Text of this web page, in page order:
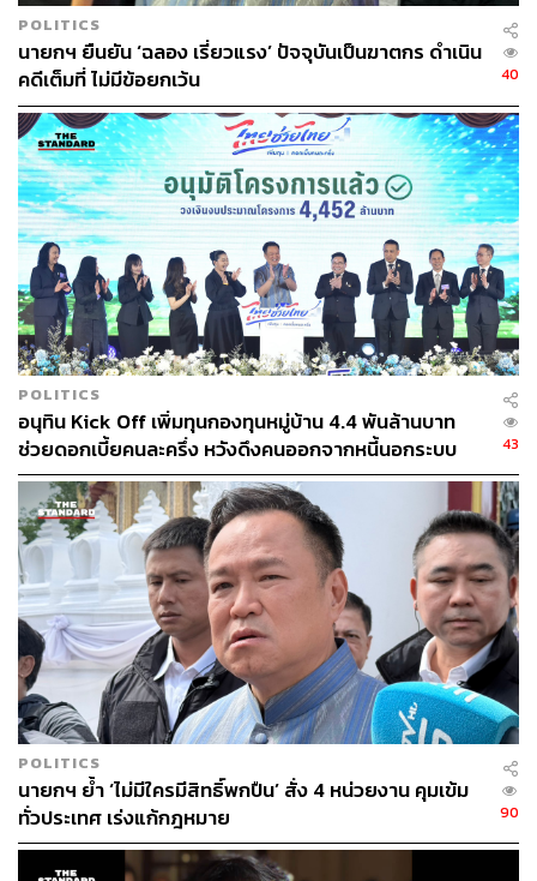
POLITICS
นายกฯ ยืนยัน ‘ฉลอง เรี่ยวแรง’ ปัจจุบันเป็นฆาตกร ดำเนิน
คดีเต็มที่ ไม่มีข้อยกเว้น
40
POLITICS
อนุทิน Kick Off เพิ่มทุนกองทุนหมู่บ้าน 4.4 พันล้านบาท
ช่วยดอกเบี้ยคนละครึ่ง หวังดึงคนออกจากหนี้นอกระบบ
43
POLITICS
นายกฯ ย้ำ ‘ไม่มีใครมีสิทธิ์พกปืน’ สั่ง 4 หน่วยงาน คุมเข้ม
ทั่วประเทศ เร่งแก้กฎหมาย
90